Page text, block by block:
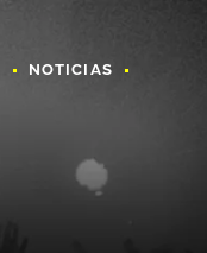
NOTICIAS